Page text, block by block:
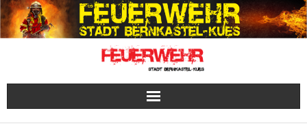
Skip
to
content